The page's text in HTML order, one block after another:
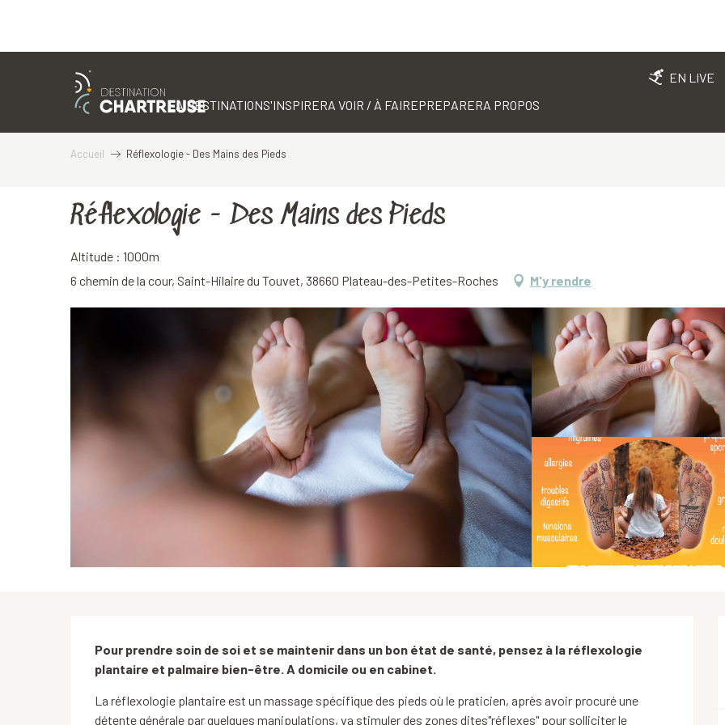
EN LIVE
LA DESTINATIONS'INSPIRERA VOIR / À FAIREPREPARERA PROPOS
Accueil Réflexologie - Des Mains des Pieds
Réflexologie - Des Mains des Pieds
Altitude : 1000m
6 chemin de la cour, Saint-Hilaire du Touvet, 38660 Plateau-des-Petites-Roches
M'y rendre
Description
Pour prendre soin de soi et se maintenir dans un bon état de santé, pensez à la réflexologie
plantaire et palmaire bien-être. A domicile ou en cabinet.
La réflexologie plantaire est un massage spécifique des pieds où le praticien, après avoir procuré une
détente générale par quelques manipulations, va stimuler des zones dites"réflexes" pour solliciter le